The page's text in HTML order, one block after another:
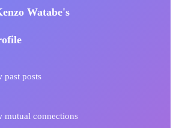
Watabe's
past posts
mutual connections